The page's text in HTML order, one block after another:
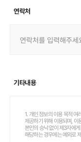
연락처
기타내용
1. 개인 정보의 이용 목적 여
제공하기 위해 이용되며, 이
본인의 승낙 없이 제3자에
해당하는 경우에는 예외로